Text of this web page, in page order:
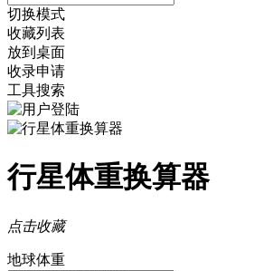
切换模式
收藏列表
放到桌面
收录申请
工具搜索
行星体重换算器
点击收藏
地球体重